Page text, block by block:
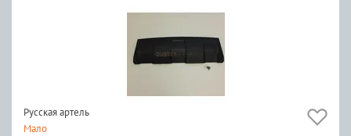
Русская артель
Мало